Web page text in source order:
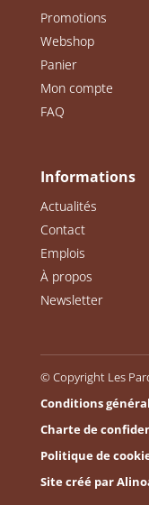
Promotions
Webshop
Panier
Mon compte
FAQ
Informations
Actualités
Contact
Emplois
À propos
Newsletter
© Copyright Les
Conditions
Charte de
Politique de
Site créé par